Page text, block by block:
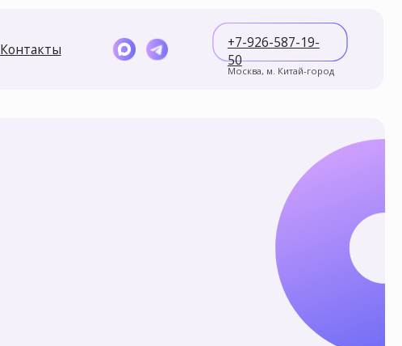
Москва, м. Китай-город
+7-926-587-19-
50